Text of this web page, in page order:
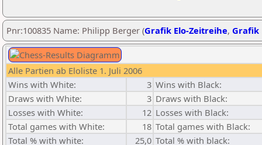
Pnr:100835 Name: Philipp Berger (Grafik Elo-Zeitreihe, Grafik
Alle Partien ab Eloliste 1. Juli 2006
Wins with White:
3 Wins with Black:
Draws with White:
3 Draws with Black:
Losses with White:
12 Losses with Black:
Total games with White:
18 Total games with Black:
Total % with white:
25,0 Total % with black: